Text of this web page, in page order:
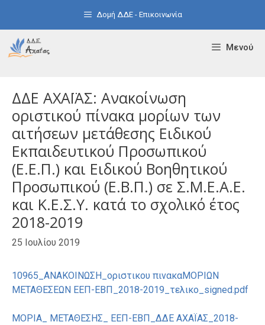
Δομή ΔΔΕ - Επικοινωνία
Μενού
ΔΔΕ ΑΧΑΪΑΣ: Ανακοίνωση
οριστικού πίνακα μορίων των
αιτήσεων μετάθεσης Ειδικού
Εκπαιδευτικού Προσωπικού
(Ε.Ε.Π.) και Ειδικού Βοηθητικού
Προσωπικού (Ε.Β.Π.) σε Σ.Μ.Ε.Α.Ε.
και Κ.Ε.Σ.Υ. κατά το σχολικό έτος
2018-2019
25 Ιουλίου 2019
10965_ΑΝΑΚΟΙΝΩΣΗ_οριστικου πινακαΜΟΡΙΩΝ
ΜΕΤΑΘΕΣΕΩΝ ΕΕΠ-ΕΒΠ_2018-2019_τελικο_signed.pdf
ΜΟΡΙΑ_ ΜΕΤΑΘΕΣΗΣ_ ΕΕΠ-ΕΒΠ_ΔΔΕ ΑΧΑΪΑΣ_2018-